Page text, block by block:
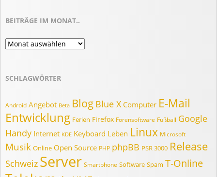
BEITRÄGE IM MONAT..
Beiträge
im
SCHLAGWÖRTER
Android Angebot Beta Blog Blue X Computer E-Mail
Entwicklung Ferien Firefox Forensoftware Fußball Google
Handy Internet KDE Keyboard Leben Linux Microsoft
Musik Online Open Source PHP phpBB PSR 3000 Release
Schweiz Server Smartphone Software Spam T-Online